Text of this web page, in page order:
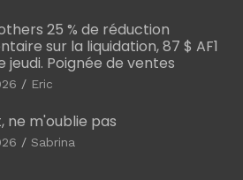
25 % de réduction
sur la liquidation, 87 $ AF1
jeudi. Poignée de ventes
Eric
ne m'oublie pas
Sabrina